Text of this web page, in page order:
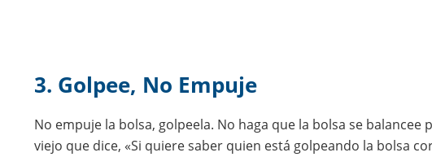
3. Golpee, No Empuje
No empuje la bolsa, golpeela. No haga que la bolsa se
viejo que dice, «Si quiere saber quien está golpeando la bolsa